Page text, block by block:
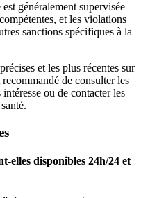
généralement supervisée
et les violations
sanctions spécifiques à la
et les plus récentes sur
de consulter les
ou de contacter les
elles disponibles 24h/24 et